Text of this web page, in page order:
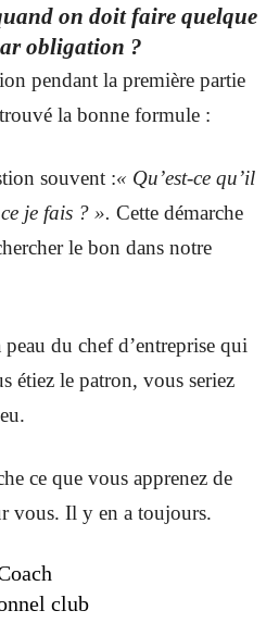
on doit faire quelque
obligation ?
pendant la première partie
la bonne formule :
souvent :« Qu’est-ce qu’il
je fais ? ». Cette démarche
le bon dans notre
du chef d’entreprise qui
étiez le patron, vous seriez
ce que vous apprenez de
vous. Il y en a toujours.
club